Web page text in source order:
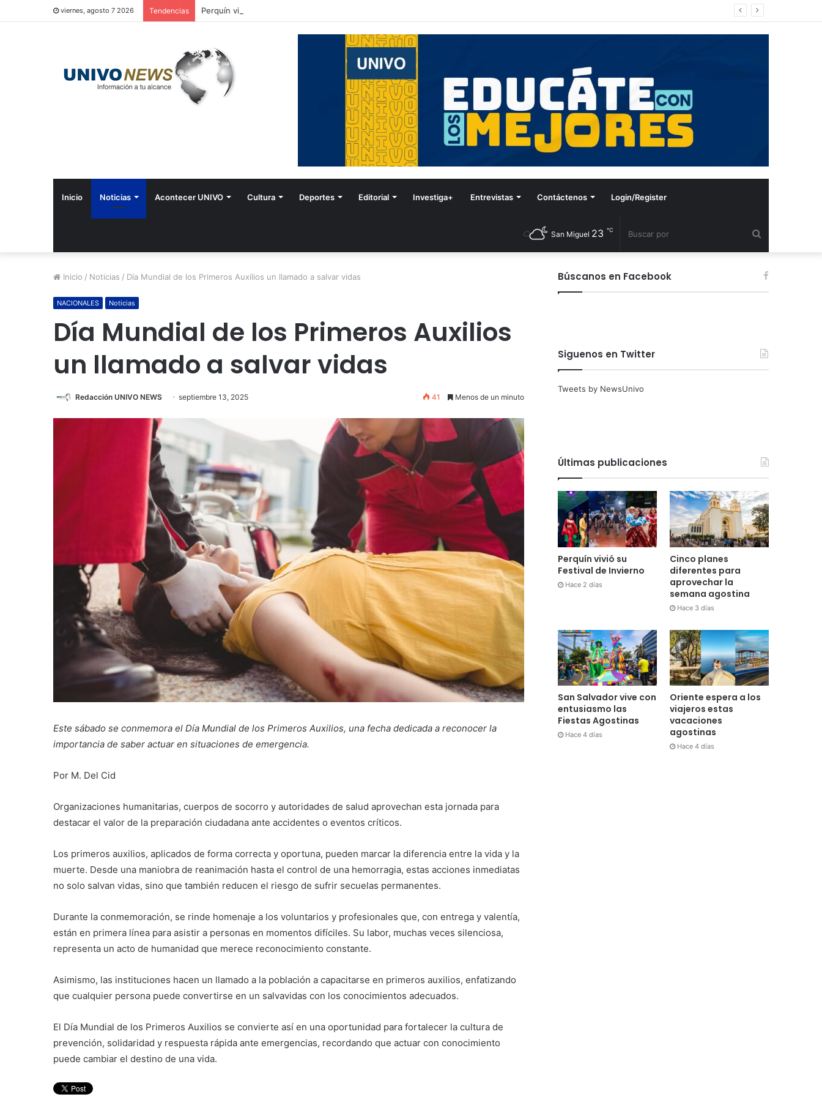
viernes, agosto 7 2026 Tendencias Perquín vivió su Festival de Invierno
Inicio Noticias Acontecer UNIVO Cultura Deportes Editorial Investiga+ Entrevistas Contáctenos Login/Register
por
San Miguel 23 ℃
Inicio / Noticias / Día Mundial de los Primeros Auxilios un llamado a salvar vidas
NACIONALES Noticias
Día Mundial de los Primeros Auxilios
un llamado a salvar vidas
Redacción UNIVO NEWS septiembre 13, 2025 41 Menos de un minuto
Este sábado se conmemora el Día Mundial de los Primeros Auxilios, una fecha dedicada a reconocer la
importancia de saber actuar en situaciones de emergencia.
Por M. Del Cid
Organizaciones humanitarias, cuerpos de socorro y autoridades de salud aprovechan esta jornada para
destacar el valor de la preparación ciudadana ante accidentes o eventos críticos.
Los primeros auxilios, aplicados de forma correcta y oportuna, pueden marcar la diferencia entre la vida y la
muerte. Desde una maniobra de reanimación hasta el control de una hemorragia, estas acciones inmediatas
no solo salvan vidas, sino que también reducen el riesgo de sufrir secuelas permanentes.
Durante la conmemoración, se rinde homenaje a los voluntarios y profesionales que, con entrega y valentía,
están en primera línea para asistir a personas en momentos difíciles. Su labor, muchas veces silenciosa,
representa un acto de humanidad que merece reconocimiento constante.
Asimismo, las instituciones hacen un llamado a la población a capacitarse en primeros auxilios, enfatizando
que cualquier persona puede convertirse en un salvavidas con los conocimientos adecuados.
El Día Mundial de los Primeros Auxilios se convierte así en una oportunidad para fortalecer la cultura de
prevención, solidaridad y respuesta rápida ante emergencias, recordando que actuar con conocimiento
puede cambiar el destino de una vida.
Suben los precios de los
Peregrinación Camino de San
Óscar Romero inicia recorrido
UNIVO fortalece la formación de
salvadoreños con experiencias
prácticas en su Laboratorio de
Comunicaciones
Búscanos en Facebook
Siguenos en Twitter
Tweets by NewsUnivo
Últimas publicaciones
Perquín vivió su
Festival de Invierno
Hace 2 días
Cinco planes
diferentes para
aprovechar la
semana agostina
Hace 3 días
San Salvador vive con
entusiasmo las
Fiestas Agostinas
Hace 4 días
Oriente espera a los
viajeros estas
vacaciones
agostinas
Hace 4 días